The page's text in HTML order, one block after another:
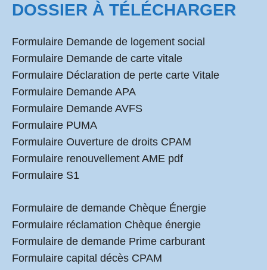
DOSSIER À TÉLÉCHARGER
Formulaire Demande de logement social
Formulaire Demande de carte vitale
Formulaire Déclaration de perte carte Vitale
Formulaire Demande APA
Formulaire Demande AVFS
Formulaire PUMA
Formulaire Ouverture de droits CPAM
Formulaire renouvellement AME pdf
Formulaire S1
Formulaire de demande Chèque Énergie
Formulaire réclamation Chèque énergie
Formulaire de demande Prime carburant
Formulaire capital décès CPAM